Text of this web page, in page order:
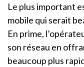
Le plus important
mobile qui serait
En prime,
son réseau en
beaucoup plus